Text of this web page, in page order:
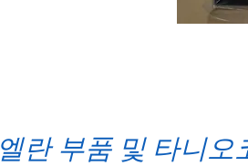
엘란 부품 및 타니오